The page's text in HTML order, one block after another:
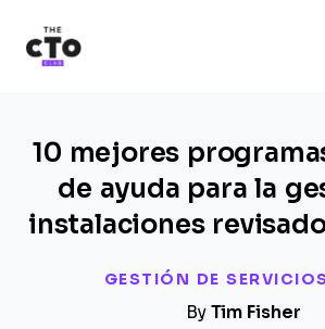
GESTIÓN DE
10 mejores
de ayuda para la
instalaciones
By Tim Fisher